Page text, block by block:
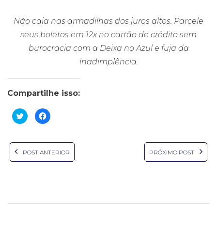
Não caia nas armadilhas dos juros altos. Parcele
seus boletos em 12x no cartão de crédito sem
burocracia com a Deixa no Azul e fuja da
inadimplência.
Compartilhe isso:
Clique
para
compartilhar
em
nova
janela)
Clique
para
em
nova
janela)
POST ANTERIOR PRÓXIMO POST